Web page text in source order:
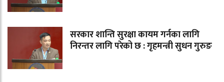
सरकार शान्ति सुरक्षा कायम गर्नका लागि
निरन्तर लागि परेको छ : गृहमन्त्री सुधन गुरुङ